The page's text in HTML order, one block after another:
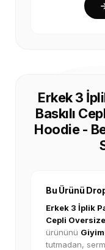
Erkek 3
Baskılı
Hoodie -
Bu Ürünü
Erkek 3 İplik
Cepli
ürününü
tutmadan,